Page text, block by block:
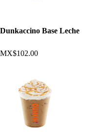
Dunkaccino Base Leche
MX$102.00